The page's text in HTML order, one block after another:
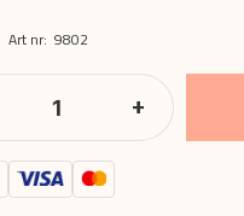
9802
+